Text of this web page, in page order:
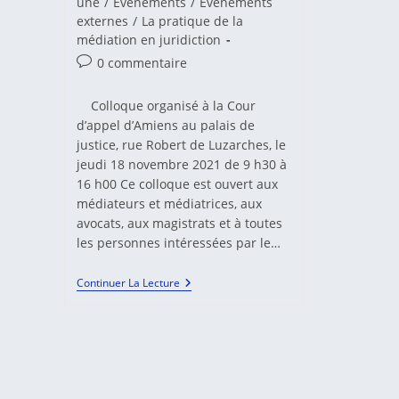
externes / La pratique de la
médiation en juridiction
Commentaires
publication :
0 commentaire
Colloque organisé à la Cour
d’appel d’Amiens au palais de
justice, rue Robert de Luzarches, le
jeudi 18 novembre 2021 de 9 h30 à
16 h00 Ce colloque est ouvert aux
médiateurs et médiatrices, aux
avocats, aux magistrats et à toutes
les personnes intéressées par le…
Continuer La LectureColloque
À